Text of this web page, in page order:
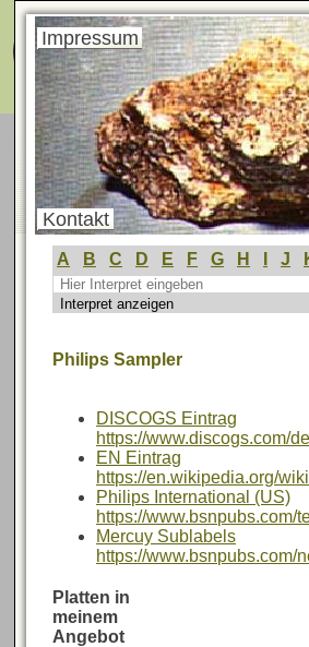
Impressum
Kontakt
A B C D E F G H J
Philips Sampler
DISCOGS Eintrag
https://www.discogs.com/
EN Eintrag
https://en.wikipedia.org/
Philips International (US)
https://
Mercuy Sublabels
https://www.bsnpubs.com/
Platten in
meinem
Angebot